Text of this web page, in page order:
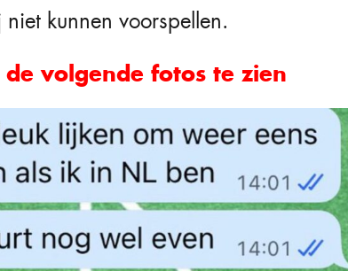
kunnen voorspellen.
volgende fotos te zien